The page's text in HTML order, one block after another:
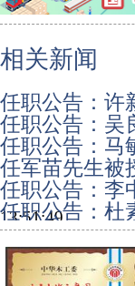
相关新闻
任职公告：许
任职公告：吴
任职公告：马
任军苗先生被
任职公告：李
13:51:49
任职公告：杜